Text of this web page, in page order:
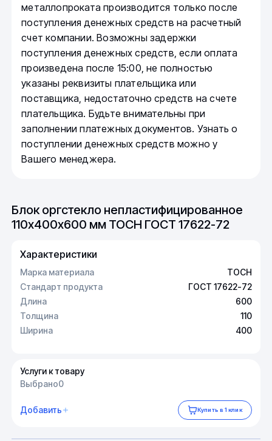
металлопроката производится только после
поступления денежных средств на расчетный
счет компании. Возможны задержки
поступления денежных средств, если оплата
произведена после 15:00, не полностью
указаны реквизиты плательщика или
поставщика, недостаточно средств на счете
плательщика. Будьте внимательны при
заполнении платежных документов. Узнать о
поступлении денежных средств можно у
Вашего менеджера.
Блок оргстекло непластифицированное
110х400х600 мм ТОСН ГОСТ 17622-72
Характеристики
Марка материала
ТОСН
Стандарт продукта
ГОСТ 17622-72
Длина
600
Толщина
110
Ширина
400
Услуги к товару
Выбрано0
Добавить Купить в 1 клик